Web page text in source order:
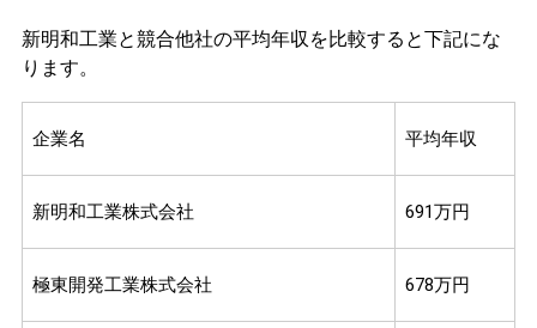
新明和工業と競合他社の平均年収を比較すると下記にな
ります。
企業名 平均年収
新明和工業株式会社 691万円
極東開発工業株式会社 678万円